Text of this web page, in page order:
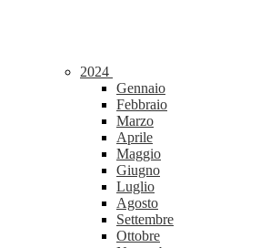
2024
Gennaio
Febbraio
Marzo
Aprile
Maggio
Giugno
Luglio
Agosto
Settembre
Ottobre